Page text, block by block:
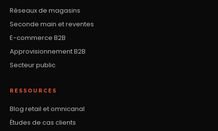
Réseaux de magasins
Seconde main et reventes
E-commerce B2B
Approvisionnement B2B
Secteur public
RESSOURCES
Blog retail et omnicanal
Études de cas clients